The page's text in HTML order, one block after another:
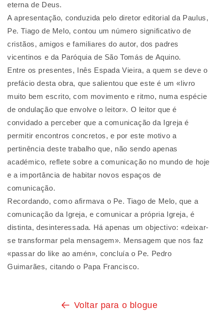
eterna de Deus.
A apresentação, conduzida pelo diretor editorial da Paulus,
Pe. Tiago de Melo, contou um número significativo de
cristãos, amigos e familiares do autor, dos padres
vicentinos e da Paróquia de São Tomás de Aquino.
Entre os presentes, Inês Espada Vieira, a quem se deve o
prefácio desta obra, que salientou que este é um «livro
muito bem escrito, com movimento e ritmo, numa espécie
de ondulação que envolve o leitor». O leitor que é
convidado a perceber que a comunicação da Igreja é
permitir encontros concretos, e por este motivo a
pertinência deste trabalho que, não sendo apenas
académico, reflete sobre a comunicação no mundo de hoje
e a importância de habitar novos espaços de
comunicação.
Recordando, como afirmava o Pe. Tiago de Melo, que a
comunicação da Igreja, e comunicar a própria Igreja, é
distinta, desinteressada. Há apenas um objectivo: «deixar-
se transformar pela mensagem». Mensagem que nos faz
«passar do like ao amén», concluía o Pe. Pedro
Guimarães, citando o Papa Francisco.
Voltar para o blogue